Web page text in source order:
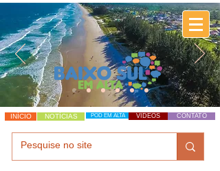
INÍCIO NOTÍCIAS POD EM ALTA VÍDEOS CONTATO